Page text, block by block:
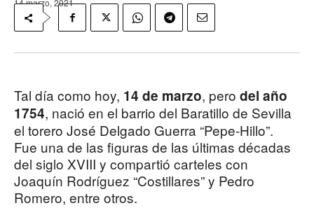
14 marzo, 2021
Tal día como hoy, 14 de marzo, pero del año
1754, nació en el barrio del Baratillo de Sevilla
el torero José Delgado Guerra “Pepe-Hillo”.
Fue una de las figuras de las últimas décadas
del siglo XVIII y compartió carteles con
Joaquín Rodríguez “Costillares” y Pedro
Romero, entre otros.